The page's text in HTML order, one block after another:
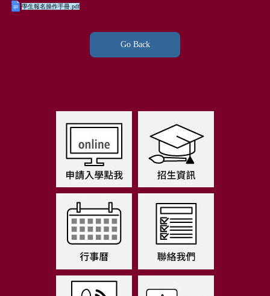
學生報名操作手冊.pdf
Go Back